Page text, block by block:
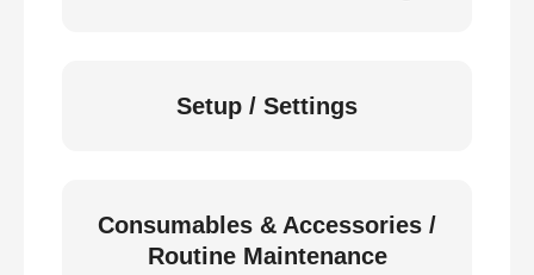
Setup / Settings
Consumables & Accessories /
Routine Maintenance